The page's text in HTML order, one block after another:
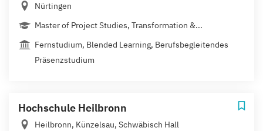
Nürtingen
Master of Project Studies, Transformation &...
Fernstudium, Blended Learning, Berufsbegleitendes
Präsenzstudium
Hochschule Heilbronn
Heilbronn, Künzelsau, Schwäbisch Hall